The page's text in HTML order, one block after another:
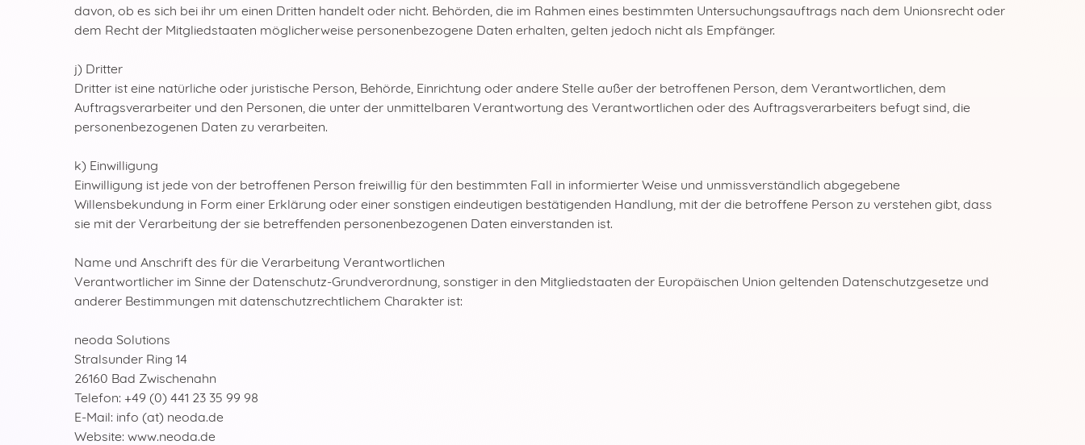
davon, ob es sich bei ihr um einen Dritten handelt oder nicht. Behörden, die im Rahmen eines bestimmten Untersuchungsauftrags nach dem Unionsrecht oder
dem Recht der Mitgliedstaaten möglicherweise personenbezogene Daten erhalten, gelten jedoch nicht als Empfänger.
j) Dritter
Dritter ist eine natürliche oder juristische Person, Behörde, Einrichtung oder andere Stelle außer der betroffenen Person, dem Verantwortlichen, dem
Auftragsverarbeiter und den Personen, die unter der unmittelbaren Verantwortung des Verantwortlichen oder des Auftragsverarbeiters befugt sind, die
personenbezogenen Daten zu verarbeiten.
k) Einwilligung
Einwilligung ist jede von der betroffenen Person freiwillig für den bestimmten Fall in informierter Weise und unmissverständlich abgegebene
Willensbekundung in Form einer Erklärung oder einer sonstigen eindeutigen bestätigenden Handlung, mit der die betroffene Person zu verstehen gibt, dass
sie mit der Verarbeitung der sie betreffenden personenbezogenen Daten einverstanden ist.
Name und Anschrift des für die Verarbeitung Verantwortlichen
Verantwortlicher im Sinne der Datenschutz-Grundverordnung, sonstiger in den Mitgliedstaaten der Europäischen Union geltenden Datenschutzgesetze und
anderer Bestimmungen mit datenschutzrechtlichem Charakter ist:
neoda Solutions
Stralsunder Ring 14
26160 Bad Zwischenahn
Telefon: +49 (0) 441 23 35 99 98
E-Mail: info (at) neoda.de
Website: www.neoda.de